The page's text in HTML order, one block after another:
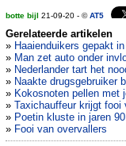
botte bijl 21-09-20 - ©AT5
Gerelateerde artikelen
» Haaienduikers gepakt
» Man zet auto onder
» Nederlander tart het
» Naakte drugsgebruiker
» Kokosnoten pellen met
» Taxichauffeur krijgt fooi
» Poetin kluste in jaren
» Fooi van overvallers